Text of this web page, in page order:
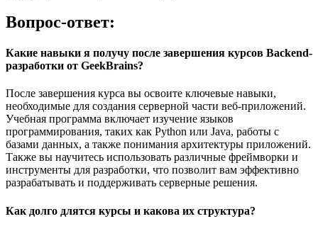
Вопрос-ответ:
Какие навыки я получу после завершения курсов Backend-
разработки от GeekBrains?
После завершения курса вы освоите ключевые навыки,
необходимые для создания серверной части веб-приложений.
Учебная программа включает изучение языков
программирования, таких как Python или Java, работы с
базами данных, а также понимания архитектуры приложений.
Также вы научитесь использовать различные фреймворки и
инструменты для разработки, что позволит вам эффективно
разрабатывать и поддерживать серверные решения.
Как долго длятся курсы и какова их структура?